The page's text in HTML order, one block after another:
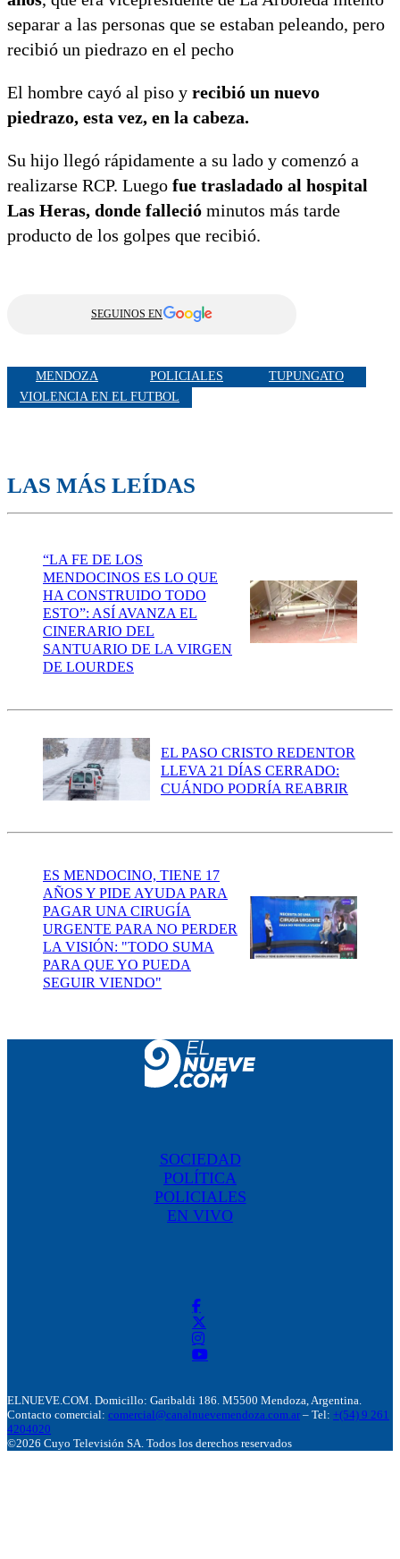
separar a las personas que se estaban peleando, pero
recibió un piedrazo en el pecho
El hombre cayó al piso y recibió un nuevo
piedrazo, esta vez, en la cabeza.
Su hijo llegó rápidamente a su lado y comenzó a
realizarse RCP. Luego fue trasladado al hospital
Las Heras, donde falleció minutos más tarde
producto de los golpes que recibió.
SEGUINOS EN
MENDOZA POLICIALES
TUPUNGATO
VIOLENCIA EN EL FUTBOL
LAS MÁS LEÍDAS
“LA FE DE LOS
MENDOCINOS ES LO QUE
HA CONSTRUIDO TODO
ESTO”: ASÍ AVANZA EL
CINERARIO DEL
SANTUARIO DE LA VIRGEN
DE LOURDES
EL PASO CRISTO REDENTOR
LLEVA 21 DÍAS CERRADO:
CUÁNDO PODRÍA REABRIR
ES MENDOCINO, TIENE 17
AÑOS Y PIDE AYUDA PARA
PAGAR UNA CIRUGÍA
URGENTE PARA NO PERDER
LA VISIÓN: "TODO SUMA
PARA QUE YO PUEDA
SEGUIR VIENDO"
SOCIEDAD
POLÍTICA
POLICIALES
EN VIVO
ELNUEVE.COM. Domicillo: Garibaldi 186. M5500 Mendoza, Argentina.
Contacto comercial: comercial@canalnuevemendoza.com.ar – Tel: +(54) 9 261
4204020
©2026 Cuyo Televisión SA. Todos los derechos reservados